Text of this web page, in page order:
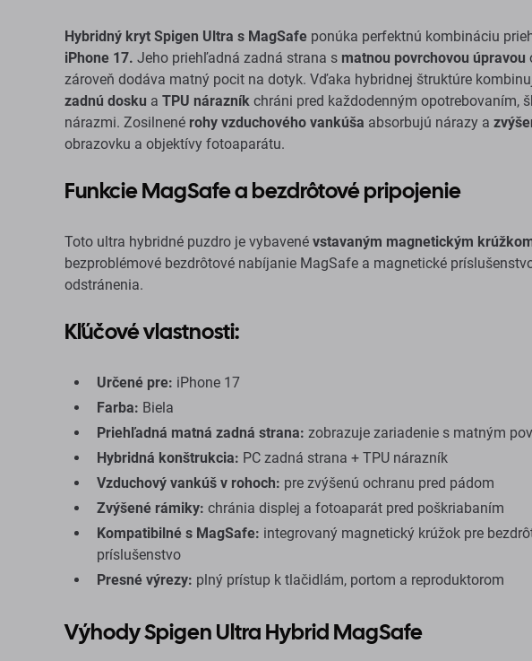
Hybridný kryt Spigen Ultra s MagSafe ponúka perfektnú kombináciu
iPhone 17. Jeho priehľadná zadná strana s matnou povrchovou úpravou
zároveň dodáva matný pocit na dotyk. Vďaka hybridnej štruktúre
zadnú dosku a TPU nárazník chráni pred každodenným opotrebovaním,
nárazmi. Zosilnené rohy vzduchového vankúša absorbujú nárazy a
obrazovku a objektívy fotoaparátu.
Funkcie MagSafe a bezdrôtové pripojenie
Toto ultra hybridné puzdro je vybavené vstavaným magnetickým
bezproblémové bezdrôtové nabíjanie MagSafe a magnetické
odstránenia.
Kľúčové vlastnosti:
Určené pre: iPhone 17
Farba: Biela
Priehľadná matná zadná strana: zobrazuje zariadenie s matným
Hybridná konštrukcia: PC zadná strana + TPU nárazník
Vzduchový vankúš v rohoch: pre zvýšenú ochranu pred pádom
Zvýšené rámiky: chránia displej a fotoaparát pred poškriabaním
Kompatibilné s MagSafe: integrovaný magnetický krúžok pre
príslušenstvo
Presné výrezy: plný prístup k tlačidlám, portom a reproduktorom
Výhody Spigen Ultra Hybrid MagSafe